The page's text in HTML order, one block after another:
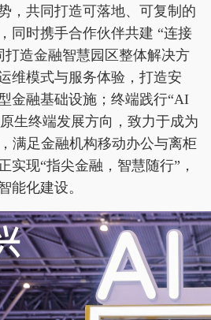
，共同打造可落地、可复制的
同时携手合作伙伴共建 “连接
打造金融智慧园区整体解决方
维模式与服务体验，打造安
金融基础设施；终端践行“AI
生终端发展方向，致力于成为
满足金融机构移动办公与离柜
实现“指尖金融，智慧随行”，
能化建设。